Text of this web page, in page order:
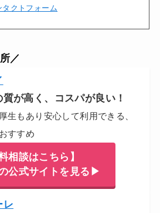
タクトフォーム
／
質が高く、コスパが良い！
生もあり安心して利用できる、
すすめ
相談はこちら】
公式サイトを見る▶
レ